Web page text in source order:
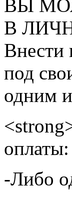
ВЫ
В
Внести
под
одним
-Либо